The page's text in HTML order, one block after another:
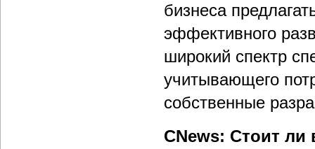
бизнеса
эффективного
широкий спектр
учитывающего
собственные
CNews: Стоит ли